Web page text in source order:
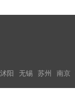
沭阳
无锡 苏州 南京